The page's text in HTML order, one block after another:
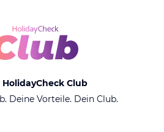
HolidayCheck Club
Deine Vorteile. Dein Club.